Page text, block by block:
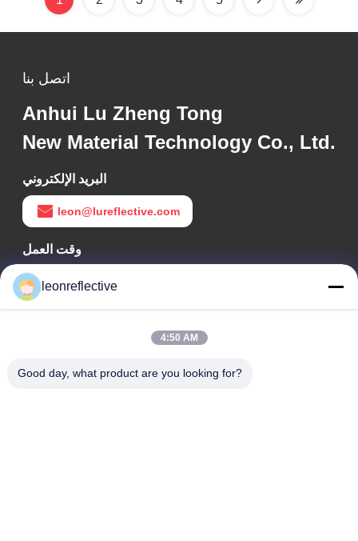
اتصل بنا
Anhui Lu Zheng Tong
New Material Technology Co., Ltd.
البريد الإلكتروني
leon@lureflective.com
وقت العمل
9:00-18:00
عنواننا
التكنولوجيا العالية، هيفي، أنهوي، الصين
leonreflective
4:50 AM
Good day, what product are you looking for?